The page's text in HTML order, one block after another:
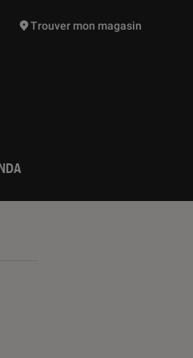
vont vous être proposées
Trouver mon magasin